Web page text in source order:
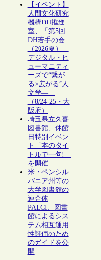
【イベント】
人間文化研究
機構DH推進
室、「第5回
DH若手の会
（2026夏）―
デジタル・ヒ
ューマニティ
ーズで“繋が
る×広がる”人
文学―」
（8/24-25・大
阪府）
埼玉県立久喜
図書館、休館
日特別イベン
ト「本のタイ
トルで一句!」
を開催
米・ペンシル
バニア州等の
大学図書館の
連合体
PALCI、図書
館によるシス
テム相互運用
性評価のため
のガイドを公
開